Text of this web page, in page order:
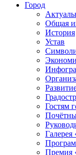
Город
Общая
История
Устав
Гостям
Галерея
Премия